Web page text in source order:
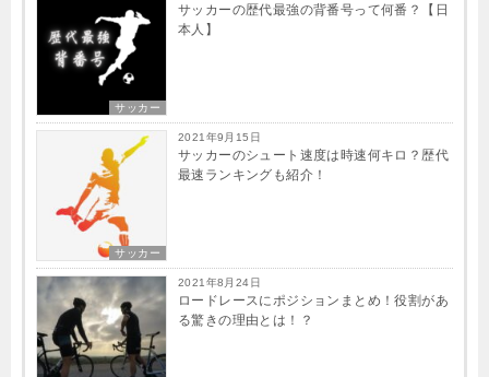
サッカー
サッカーの歴代最強の背番号って何番？【日
本人】
サッカー
2021年9月15日
サッカーのシュート速度は時速何キロ？歴代
最速ランキングも紹介！
2021年8月24日
ロードレースにポジションまとめ！役割があ
る驚きの理由とは！？